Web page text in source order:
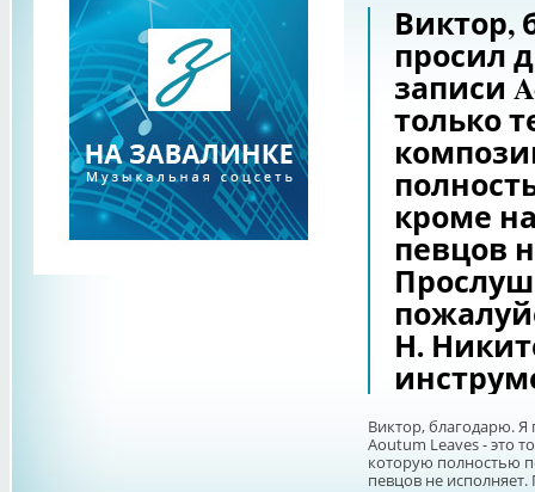
Виктор,
просил
записи
только
кроме
певцов
Н.
Виктор, благодарю. Я
Aoutum Leaves - это
которую полностью
певцов не